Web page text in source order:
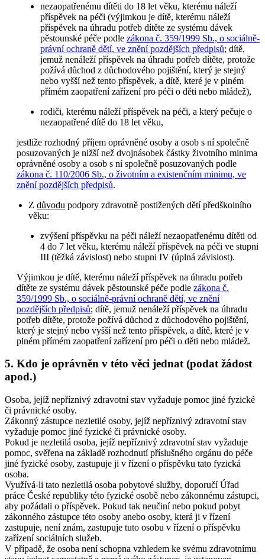
nezaopatřenému dítěti do 18 let věku, kterému náleží
příspěvek na péči (výjimkou je dítě, kterému náleží
příspěvek na úhradu potřeb dítěte ze systému dávek
pěstounské péče podlezákona č. 359/1999 Sb., o sociálně-
právní ochraně dětí, ve znění pozdějších předpisů; dítě,
jemuž nenáleží příspěvek na úhradu potřeb dítěte, protože
požívá důchod z důchodového pojištění, který je stejný
nebo vyšší než tento příspěvek, a dítě, které je v plném
přímém zaopatření zařízení pro péči o děti nebo mládež),
rodiči, kterému náleží příspěvek na péči, a který pečuje o
nezaopatřené dítě do 18 let věku,
jestliže rozhodný příjem oprávněné osoby a osob s ní společně
posuzovaných je nižší než dvojnásobek částky životního minima
oprávněné osoby a osob s ní společně posuzovaných podle
zákona č. 110/2006 Sb., o životním a existenčním minimu, ve
znění pozdějších předpisů.
Z důvodu podpory zdravotně postižených dětí předškolního
věku:
zvýšení příspěvku na péči náleží nezaopatřenému dítěti od
4 do 7 let věku, kterému náleží příspěvek na péči ve stupni
III (těžká závislost) nebo stupni IV (úplná závislost).
Výjimkou je dítě, kterému náleží příspěvek na úhradu potřeb
dítěte ze systému dávek pěstounské péče podlezákona č.
359/1999 Sb., o sociálně-právní ochraně dětí, ve znění
pozdějších předpisů; dítě, jemuž nenáleží příspěvek na úhradu
potřeb dítěte, protože požívá důchod z důchodového pojištění,
který je stejný nebo vyšší než tento příspěvek, a dítě, které je v
plném přímém zaopatření zařízení pro péči o děti nebo mládež.
5. Kdo je oprávněn v této věci jednat (podat žádost
apod.)
Osoba, jejíž nepříznivý zdravotní stav vyžaduje pomoc jiné fyzické
či právnické osoby.
Zákonný zástupce nezletilé osoby, jejíž nepříznivý zdravotní stav
vyžaduje pomoc jiné fyzické či právnické osoby.
Pokud je nezletilá osoba, jejíž nepříznivý zdravotní stav vyžaduje
pomoc, svěřena na základě rozhodnutí příslušného orgánu do péče
jiné fyzické osoby, zastupuje ji v řízení o příspěvku tato fyzická
osoba.
Využívá-li tato nezletilá osoba pobytové služby, doporučí Úřad
práce České republiky této fyzické osobě nebo zákonnému zástupci,
aby požádali o příspěvek. Pokud tak neučiní nebo pokud pobyt
zákonného zástupce této osoby anebo osoby, která ji v řízení
zastupuje, není znám, zastupuje tuto osobu v řízení o příspěvku
zařízení sociálních služeb.
V případě, že osoba není schopna vzhledem ke svému zdravotnímu